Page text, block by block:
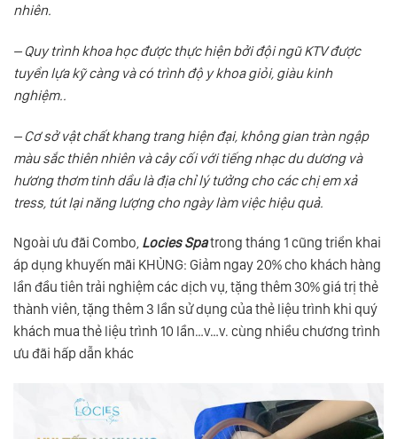
nhiên.
– Quy trình khoa học được thực hiện bởi đội ngũ KTV được
tuyển lựa kỹ càng và có trình độ y khoa giỏi, giàu kinh
nghiệm..
– Cơ sở vật chất khang trang hiện đại, không gian tràn ngập
màu sắc thiên nhiên và cây cối với tiếng nhạc du dương và
hương thơm tinh dầu là địa chỉ lý tưởng cho các chị em xả
tress, tút lại năng lượng cho ngày làm việc hiệu quả.
Ngoài ưu đãi Combo, Locies Spatrong tháng 1 cũng triển khai
áp dụng khuyến mãi KHỦNG: Giảm ngay 20% cho khách hàng
lần đầu tiên trải nghiệm các dịch vụ, tặng thêm 30% giá trị thẻ
thành viên, tặng thêm 3 lần sử dụng của thẻ liệu trình khi quý
khách mua thẻ liệu trình 10 lần…v…v. cùng nhiều chương trình
ưu đãi hấp dẫn khác